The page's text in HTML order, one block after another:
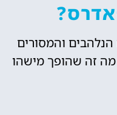
והמסורים
מה זה שהופך מישהו